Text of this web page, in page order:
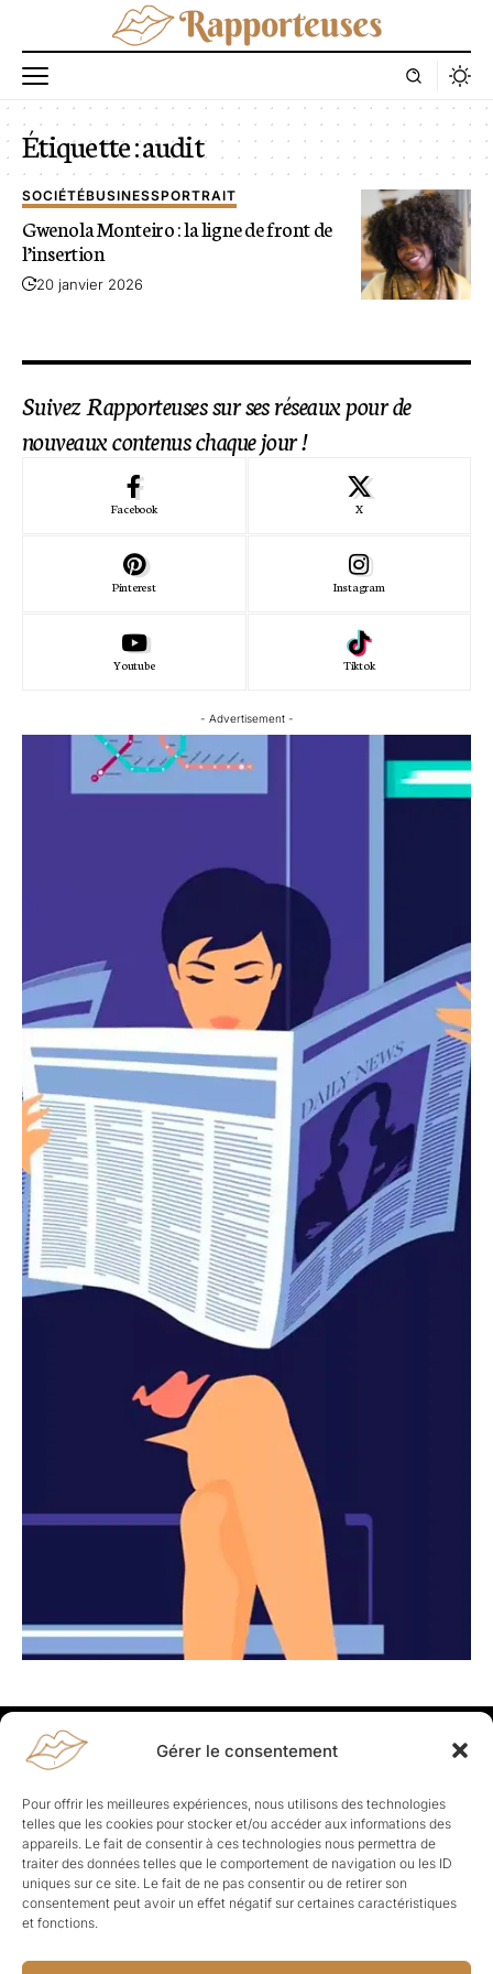
Gérer le consentement
Pour offrir les meilleures expériences, nous utilisons des technologies
telles que les cookies pour stocker et/ou accéder aux informations des
appareils. Le fait de consentir à ces technologies nous permettra de
traiter des données telles que le comportement de navigation ou les ID
uniques sur ce site. Le fait de ne pas consentir ou de retirer son
consentement peut avoir un effet négatif sur certaines caractéristiques
et fonctions.
Étiquette :audit
SOCIÉTÉBUSINESSPORTRAIT
Gwenola Monteiro : la ligne de front de
l’insertion
20 janvier 2026
Suivez Rapporteuses sur ses réseaux pour de
nouveaux contenus chaque jour !
Facebook X
Pinterest Instagram
Youtube Tiktok
- Advertisement -
Rapporteuses
À propos de Rapporteuses :Rapporteuses, c’est l’histoire de
Parisiennes, bien dans leurs baskets qui aiment rapporter ce qui leur
cause, leur apporte et leur rapporte !
Les Topics
Société Politique Business Culture
Sport
Lifestyle